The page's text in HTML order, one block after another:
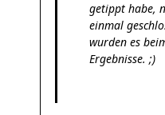
getippt habe,
einmal
wurden es
Ergebnisse. ;)